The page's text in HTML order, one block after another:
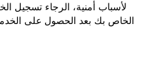
لأسباب أمنية، الرجاء تسجيل
الخاص بك بعد الحصول على